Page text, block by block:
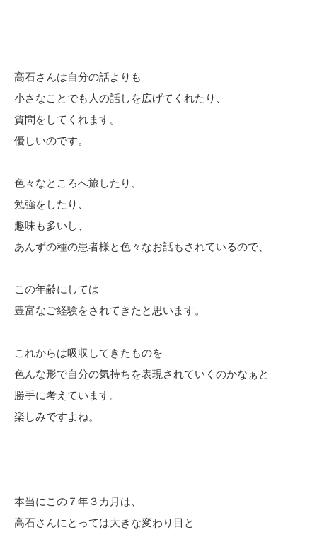
高石さんは自分の話よりも
小さなことでも人の話しを広げてくれたり、
質問をしてくれます。
優しいのです。
色々なところへ旅したり、
勉強をしたり、
趣味も多いし、
あんずの種の患者様と色々なお話もされているので、
この年齢にしては
豊富なご経験をされてきたと思います。
これからは吸収してきたものを
色んな形で自分の気持ちを表現されていくのかなぁと
勝手に考えています。
楽しみですよね。
本当にこの７年３カ月は、
高石さんにとっては大きな変わり目と